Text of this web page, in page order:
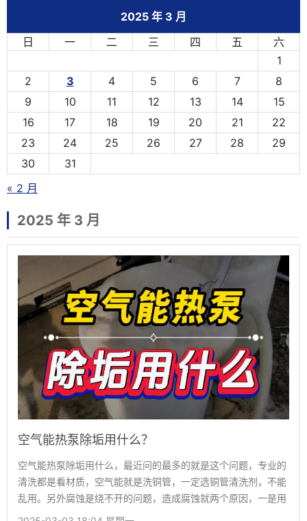
2025 年 3 月
日
一 二 三 四 五
六
1
2
3 4 5 6 7
8
9
10 11 12 13 14
15
16
17 18 19 20 21
22
23
24 25 26 27 28
29
30
31
« 2 月
2025 年 3 月
空气能热泵除垢用什么？
空气能热泵除垢用什么，最近问的最多的就是这个问题，专业的
清洗都是看材质，空气能就是洗铜管，一定选铜管清洗剂，不能
乱用。另外腐蚀是绕不开的问题，造成腐蚀就两个原因，一是用
错了清洗剂，化学清洗配型很重要，这点跟清洗剂厂家确认好。